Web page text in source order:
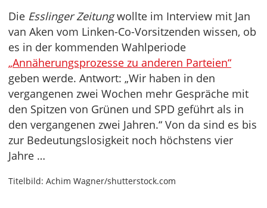
Die Esslinger Zeitungwollte im Interview mit Jan
van Aken vom Linken-Co-Vorsitzenden wissen, ob
es in der kommenden Wahlperiode
„Annäherungsprozesse zu anderen Parteien“
geben werde. Antwort: „Wir haben in den
vergangenen zwei Wochen mehr Gespräche mit
den Spitzen von Grünen und SPD geführt als in
den vergangenen zwei Jahren.“ Von da sind es bis
zur Bedeutungslosigkeit noch höchstens vier
Jahre …
Titelbild: Achim Wagner/shutterstock.com